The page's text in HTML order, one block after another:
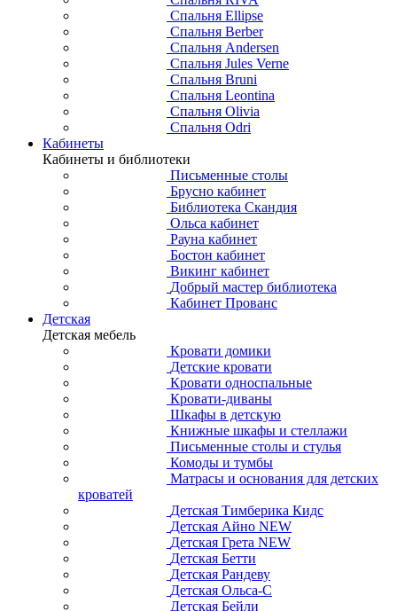
Спальня Ellipse
Спальня Berber
Спальня Andersen
Спальня Jules Verne
Спальня Bruni
Спальня Leontina
Спальня Olivia
Спальня Odri
Кабинеты
Кабинеты и библиотеки
Письменные столы
Брусно кабинет
Библиотека Скандия
Ольса кабинет
Рауна кабинет
Бостон кабинет
Викинг кабинет
Добрый мастер библиотека
Кабинет Прованс
Детская
Детская мебель
Кровати домики
Детские кровати
Кровати односпальные
Кровати-диваны
Шкафы в детскую
Книжные шкафы и стеллажи
Письменные столы и стулья
Комоды и тумбы
Матрасы и основания для детских
кроватей
Детская Тимберика Кидс
Детская Айно NEW
Детская Грета NEW
Детская Бетти
Детская Рандеву
Детская Ольса-С
Детская Бейли